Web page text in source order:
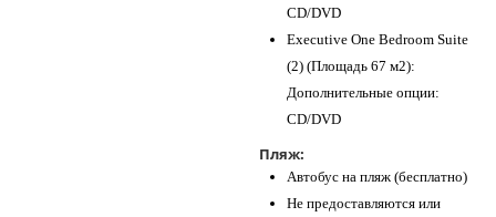
CD/DVD
Executive One Bedroom Suite
(2) (Площадь 67 м2):
Дополнительные опции:
CD/DVD
Пляж:
Автобус на пляж (бесплатно)
Не предоставляются или